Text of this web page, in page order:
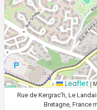
Leaflet |
Rue de Kergrac'h, Le
Bretagne, France